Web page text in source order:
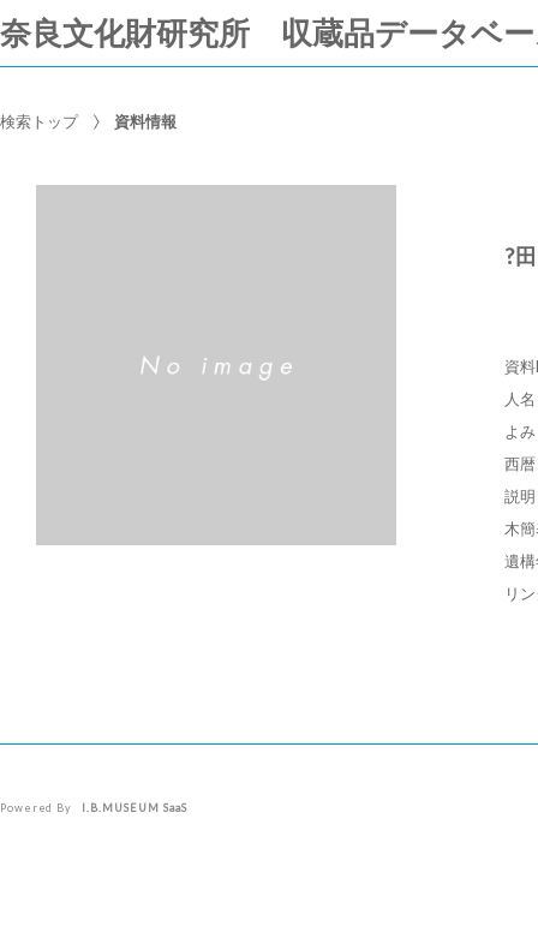
奈良文化財研究所 収蔵品データベ
検索トップ 資料情報
?
資
人名
よみ
西暦
説明
木
遺
リ
Powered By I.B.MUSEUM SaaS